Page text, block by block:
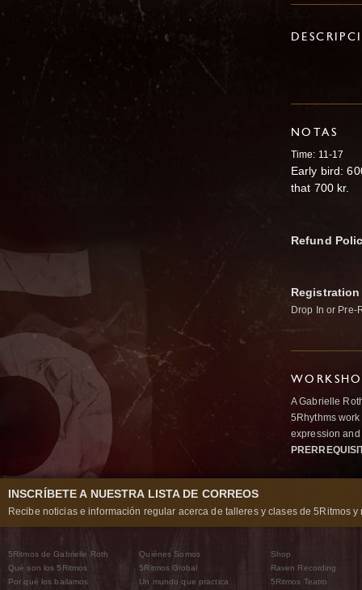
NOTAS
Time: 11-17
Early bird:
that 700 kr.
Refund
Drop In or Pre-
A Gabrielle
5Rhythms
expression
INSCRÍBETE A NUESTRA LISTA DE CORREOS
Recibe noticias e información regular acerca de talleres y clases de 5Ritmos y
5Ritmos de Gabrielle Roth
Qué son los 5Ritmos
Por qué los bailamos
Quiénes Somos
5Ritmos Global
Un mundo que practica
Shop
Raven Recording
5Ritmos Teatro